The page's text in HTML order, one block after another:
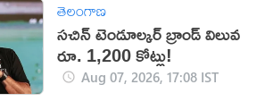
తెలంగాణ
సచిన్ టెండూల్కర్ బ్రాండ్ విలువ
రూ. 1,200 కోట్లు!
Aug 07, 2026, 17:08 IST